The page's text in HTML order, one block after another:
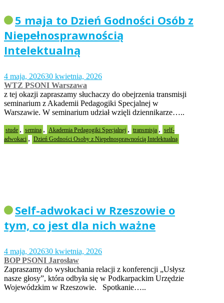
5 maja to Dzień Godności Osób z
Niepełnosprawnością
Intelektualną
4 maja, 202630 kwietnia, 2026
WTZ PSONI Warszawa
z tej okazji zapraszamy słuchaczy do obejrzenia transmisji
seminarium z Akademii Pedagogiki Specjalnej w
Warszawie. W seminarium udział wzięli dziennikarze…..
stude , semina , Akademia Pedagogiki Specjalnej , transmisja , self-
adwokaci , Dzień Godności Osoby z Niepełnosprawnością Intelektualną
Self-adwokaci w Rzeszowie o
tym, co jest dla nich ważne
4 maja, 202630 kwietnia, 2026
BOP PSONI Jarosław
Zapraszamy do wysłuchania relacji z konferencji „Usłysz
nasze głosy”, która odbyła się w Podkarpackim Urzędzie
Wojewódzkim w Rzeszowie. Spotkanie…..